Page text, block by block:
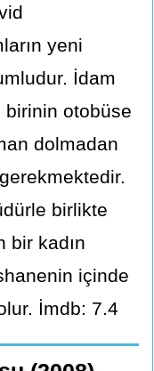
yeni
İdam
birinin otobüse
dolmadan
birlikte
bir kadın
içinde
İmdb: 7.4